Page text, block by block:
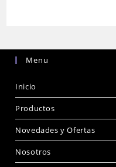
Menu
Inicio
Productos
Novedades y Ofertas
Nosotros